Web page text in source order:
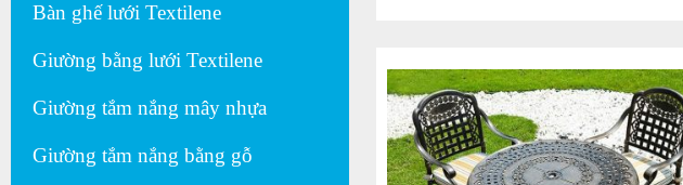
Bàn ghế lưới Textilene
Giường bằng lưới Textilene
Giường tắm nắng mây nhựa
Giường tắm nắng bằng gỗ